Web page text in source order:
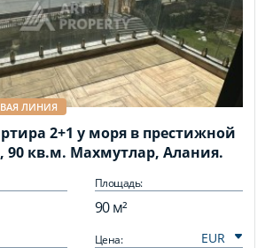
ЛИНИЯ
2+1 у моря в престижной
90 кв.м. Махмутлар, Алания.
Площадь:
90 м²
Цена: